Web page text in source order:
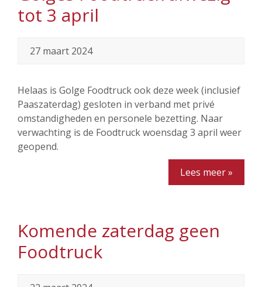
tot 3 april
27 maart 2024
Helaas is Golge Foodtruck ook deze week (inclusief
Paaszaterdag) gesloten in verband met privé
omstandigheden en personele bezetting. Naar
verwachting is de Foodtruck woensdag 3 april weer
geopend.
Lees meer »
Komende zaterdag geen
Foodtruck